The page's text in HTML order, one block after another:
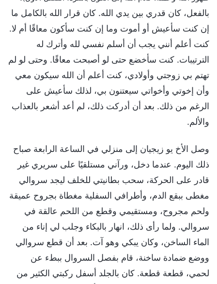
بالفعل، كان قدري بين يدي الله. كان قرار الله بالكامل ما
إن كنت سأعيش أو أموت وما إن كنت سأكون معاقًا أم لا.
كنت أعلم أنني يجب أن أسلم نفسي لله وأترك له
الترتيبات. كنت سأخضع حتى لو أصبحت معاقًا. وحتى لو لم
تهتم بي زوجتي وأولادي، كنت أعلم أن الله سيكون معي
وأن إخوتي وأخواتي سيعتنون بي، لذلك سأعيش على
الرغم من ذلك. بعد أن أدركت ذلك، لم أعد أشعر بالعذاب
والألم.
وصل الأخ يو زيجيان إلى منزلي في الساعة الرابعة صباح
ذلك اليوم. عندما دخل، ورآني مستلقيًا على سريري غير
قادر على الحركة، سحب بطانيتي للخلف ليجد سروالي
مغطى ببقع الدم، وأطرافي السفلية مغطاة بجروح عميقة
ولحم مجروح، ومستقيمي وقطع من اللحم عالقة في
سروالي. ولما رأى ذلك، انهار بالبكاء وجلب لي إناء من
الماء الساخن، وكان يبكي وهو آت. بعد أن قطع سروالي
ووضع ضمادة ساخنة، قام بفصل السروال ببطء عن
لحمي، قطعة قطعة. كان بالجلد أسفل ركبتي الكثير من